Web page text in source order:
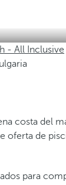
- All Inclusive
costa del
oferta de
para